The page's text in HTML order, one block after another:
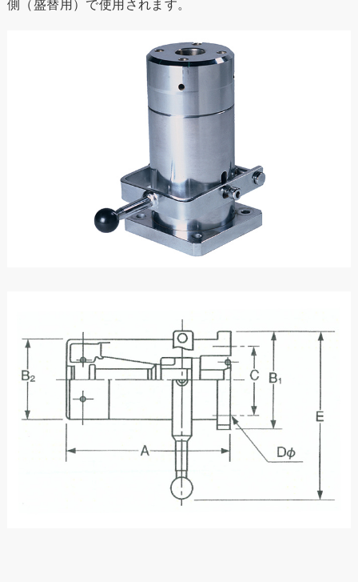
側（盛替用）で使用されます。